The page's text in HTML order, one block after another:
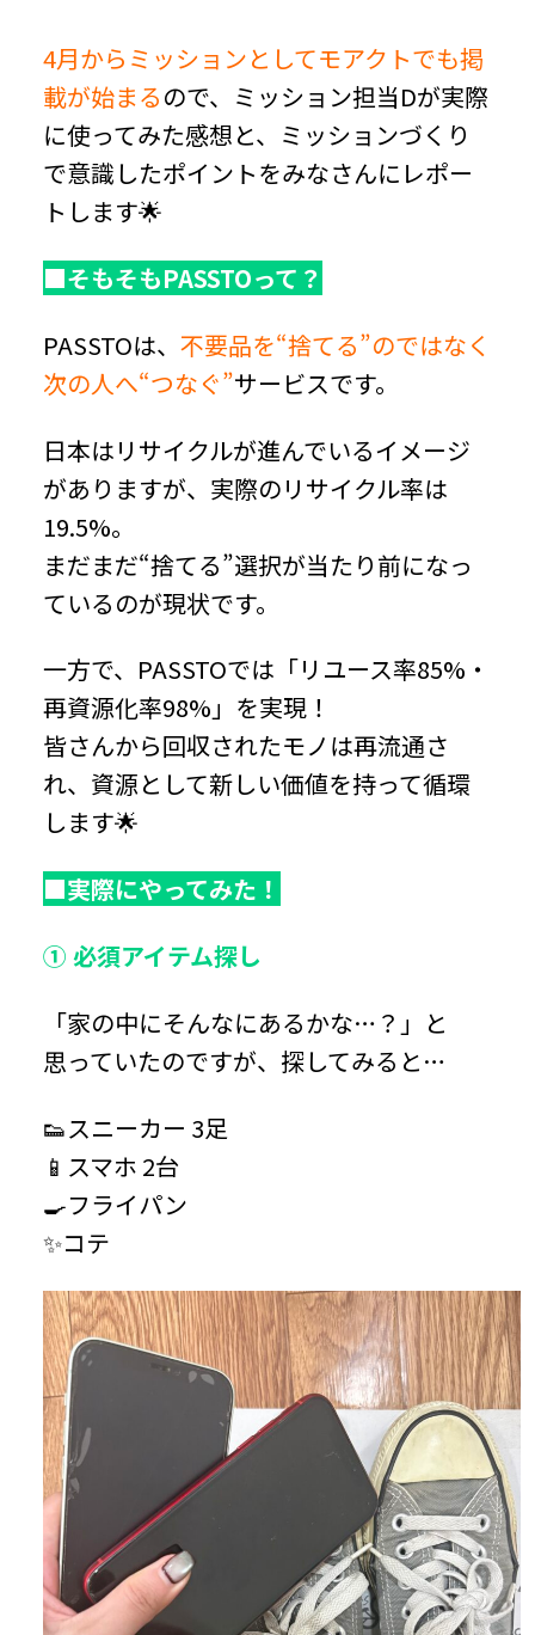
4月からミッションとしてモアクトでも掲
載が始まるので、ミッション担当Dが実際
に使ってみた感想と、ミッションづくり
で意識したポイントをみなさんにレポー
トします🌟
■そもそもPASSTOって？
PASSTOは、 不要品を“捨てる”のではなく
次の人へ“つなぐ”サービスです。
日本はリサイクルが進んでいるイメージ
がありますが、実際のリサイクル率は
19.5%。
まだまだ“捨てる”選択が当たり前になっ
ているのが現状です。
一方で、PASSTOでは「リユース率85%・
再資源化率98%」を実現！
皆さんから回収されたモノは再流通さ
れ、資源として新しい価値を持って循環
します🌟
■実際にやってみた！
① 必須アイテム探し
「家の中にそんなにあるかな…？」と
思っていたのですが、探してみると…
👟スニーカー 3足
📱スマホ 2台
🍳フライパン
✨コテ